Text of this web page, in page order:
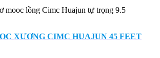
mooc lồng Cimc Huajun tự trọng 9.5
XƯƠNG CIMC HUAJUN 45 FEET